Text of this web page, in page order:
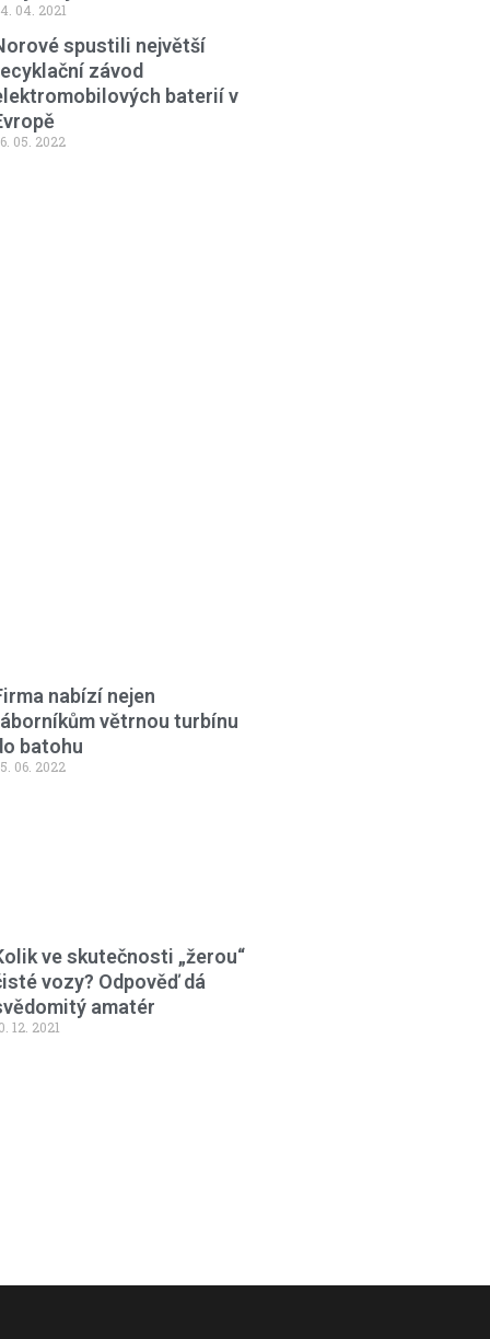
04. 2021
spustili největší
závod
baterií v
05. 2022
nabízí nejen
větrnou turbínu
batohu
06. 2022
ve skutečnosti „žerou“
vozy? Odpověď dá
amatér
12. 2021